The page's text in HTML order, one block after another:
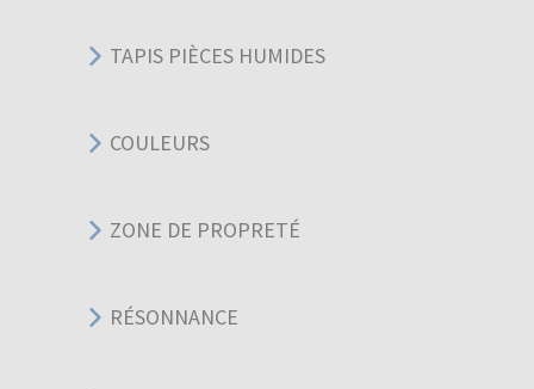
TAPIS PIÈCES HUMIDES
COULEURS
ZONE DE PROPRETÉ
RÉSONNANCE